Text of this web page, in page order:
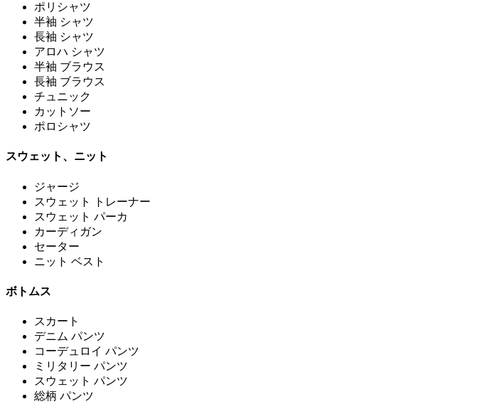
ポリシャツ
半袖 シャツ
長袖 シャツ
アロハ シャツ
半袖 ブラウス
長袖 ブラウス
チュニック
カットソー
ポロシャツ
スウェット、ニット
ジャージ
スウェット トレーナー
スウェット パーカ
カーディガン
セーター
ニット ベスト
ボトムス
スカート
デニム パンツ
コーデュロイ パンツ
ミリタリー パンツ
スウェット パンツ
総柄 パンツ